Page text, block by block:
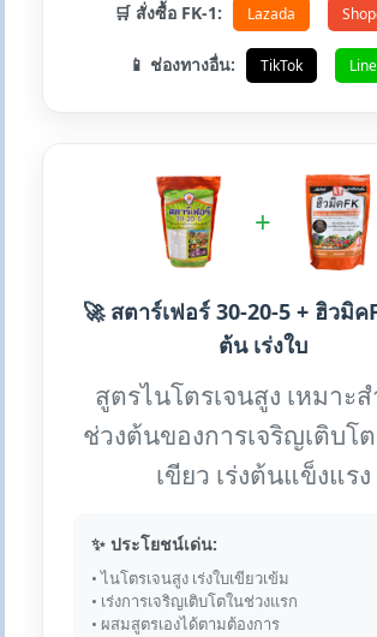
🛒 สั่งซื้อ FK-1: Lazada
📱 ช่องทางอื่น: TikTok Line
+
🚀 สตาร์เฟอร์ 30-20-5 + ฮิวมิค
ต้น เร่งใบ
สูตรไนโตรเจนสูง เหมาะ
ช่วงต้นของการเจริญเติบโต
เขียว เร่งต้นแข็งแรง
✨ ประโยชน์เด่น:
• ไนโตรเจนสูง เร่งใบเขียวเข้ม
• เร่งการเจริญเติบโตในช่วงแรก
• ผสมสูตรเองได้ตามต้องการ